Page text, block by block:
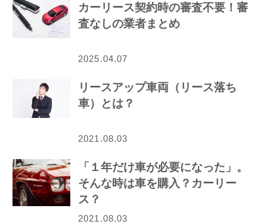
カーリース契約時の審査不要！審
査なしの業者まとめ
2025.04.07
リースアップ車両（リース落ち
車）とは？
2021.08.03
「１年だけ車が必要になった」。
そんな時は車を購入？カーリー
ス？
2021.08.03